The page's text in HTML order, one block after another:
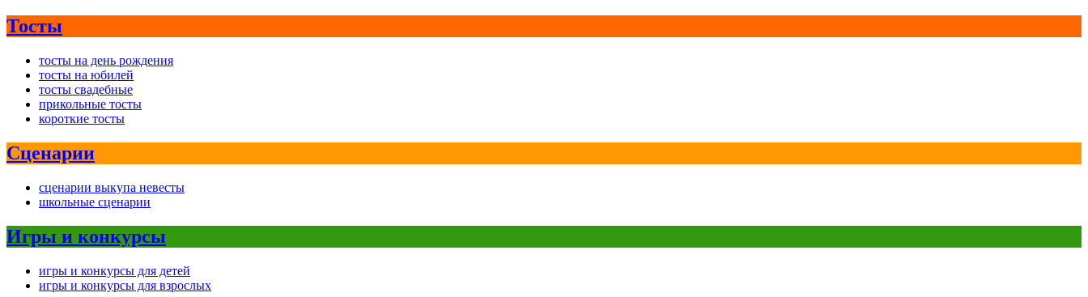
Тосты
тосты на день рождения
тосты на юбилей
тосты свадебные
прикольные тосты
короткие тосты
Сценарии
сценарии выкупа невесты
школьные сценарии
Игры и конкурсы
игры и конкурсы для детей
игры и конкурсы для взрослых